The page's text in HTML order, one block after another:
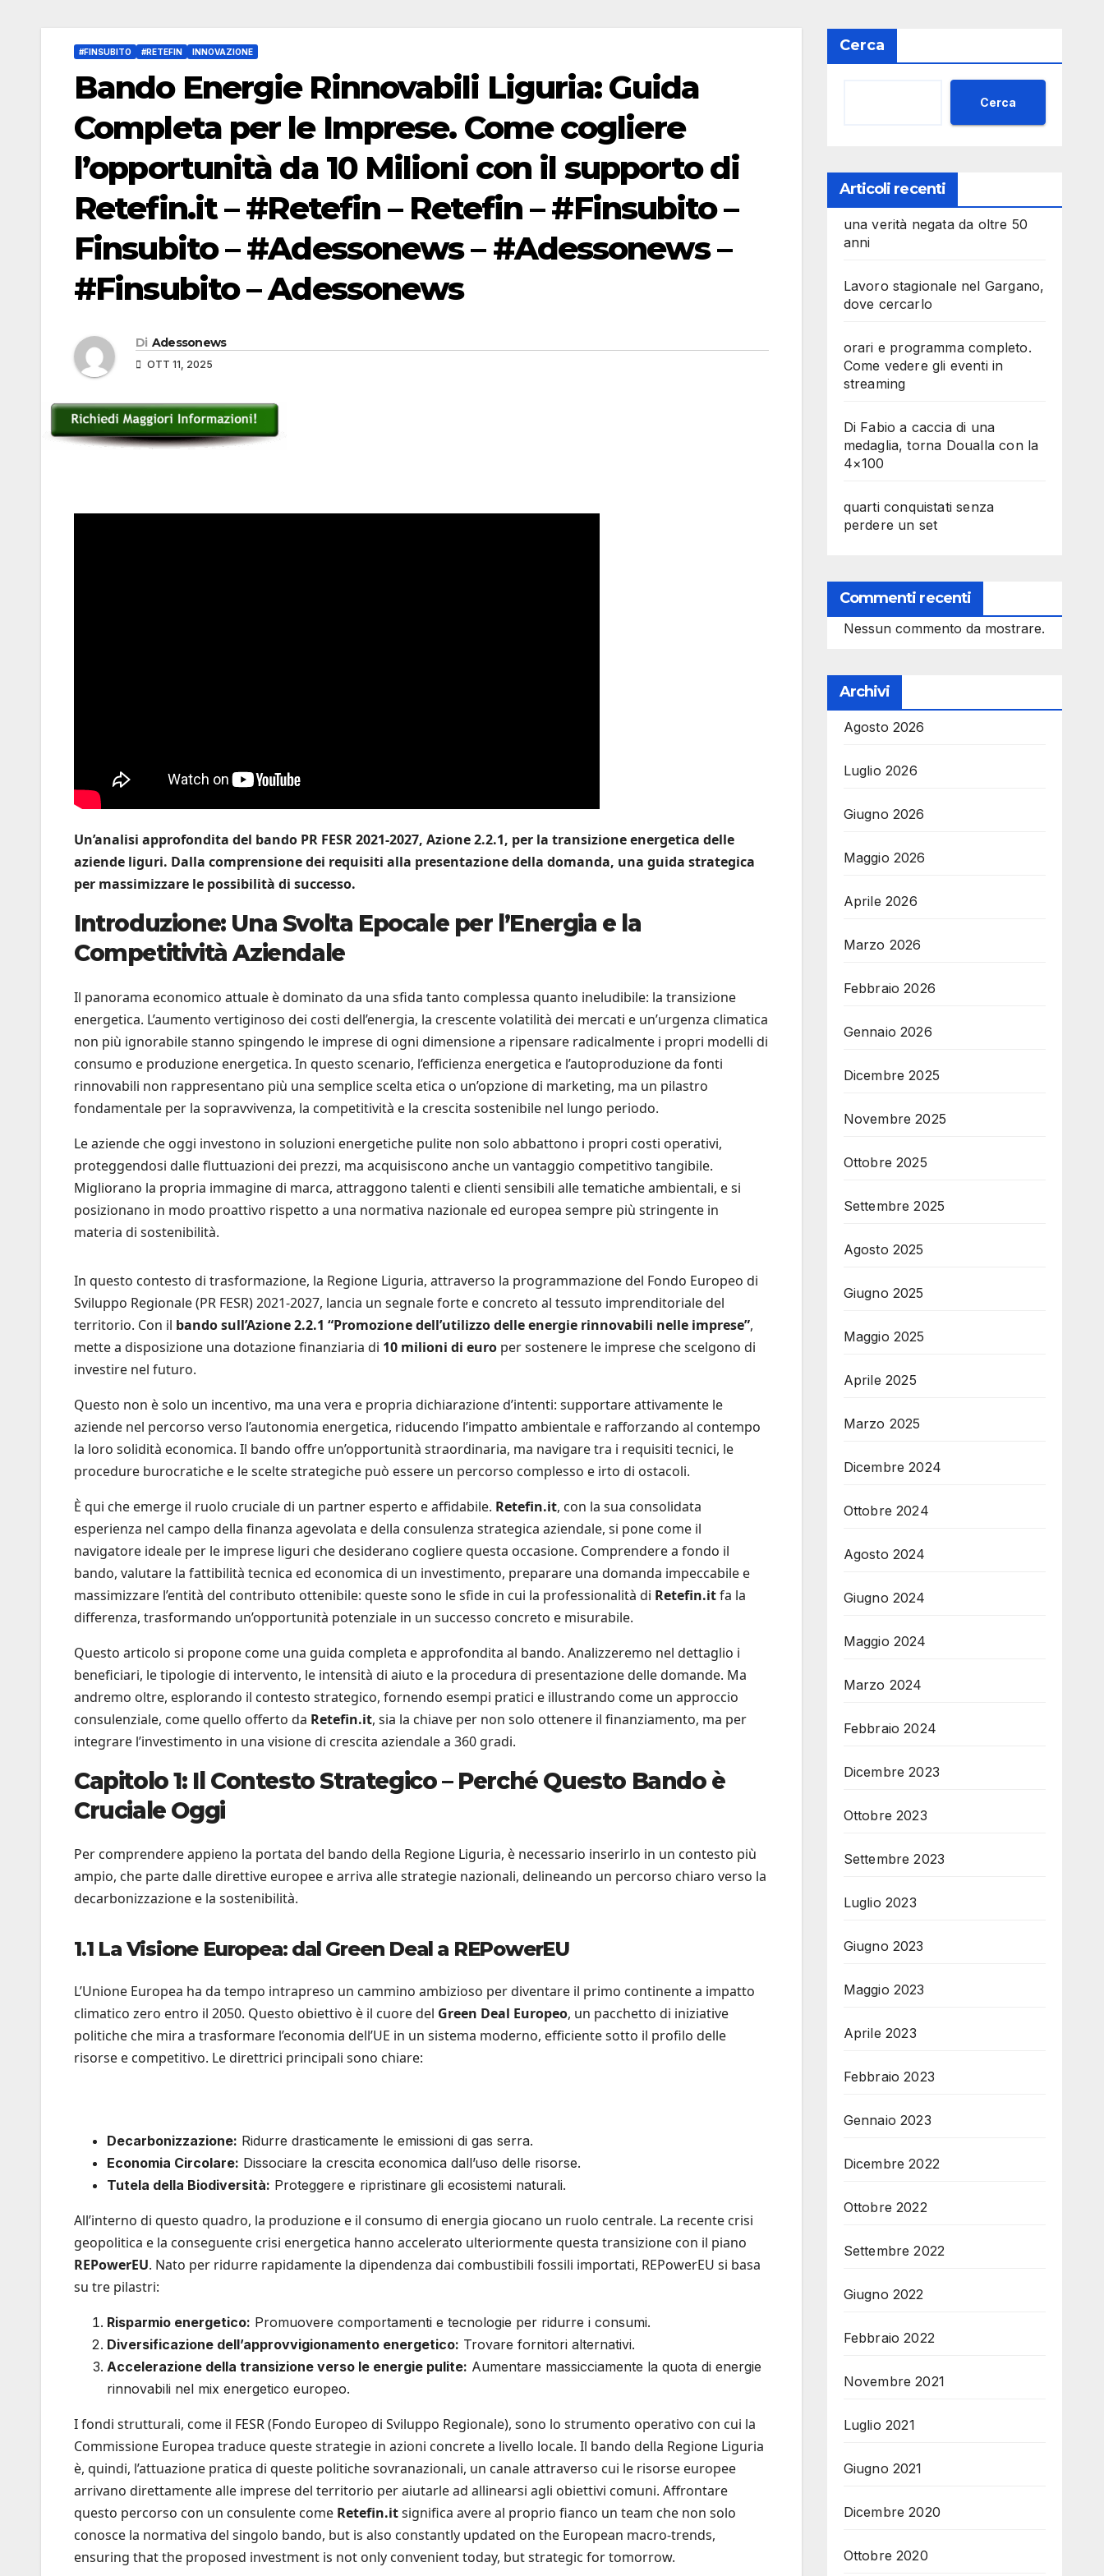
#FINSUBITO #RETEFIN INNOVAZIONE
Bando Energie Rinnovabili Liguria: Guida
Completa per le Imprese. Come cogliere
l’opportunità da 10 Milioni con il supporto di
Retefin.it – #Retefin – Retefin – #Finsubito –
Finsubito – #Adessonews – #Adessonews –
#Finsubito – Adessonews
Di Adessonews
OTT 11, 2025
Un’analisi approfondita del bando PR FESR 2021-2027, Azione 2.2.1, per la transizione energetica delle
aziende liguri. Dalla comprensione dei requisiti alla presentazione della domanda, una guida strategica
per massimizzare le possibilità di successo.
Introduzione: Una Svolta Epocale per l’Energia e la
Competitività Aziendale
Il panorama economico attuale è dominato da una sfida tanto complessa quanto ineludibile: la transizione
energetica. L’aumento vertiginoso dei costi dell’energia, la crescente volatilità dei mercati e un’urgenza climatica
non più ignorabile stanno spingendo le imprese di ogni dimensione a ripensare radicalmente i propri modelli di
consumo e produzione energetica. In questo scenario, l’efficienza energetica e l’autoproduzione da fonti
rinnovabili non rappresentano più una semplice scelta etica o un’opzione di marketing, ma un pilastro
fondamentale per la sopravvivenza, la competitività e la crescita sostenibile nel lungo periodo.
Le aziende che oggi investono in soluzioni energetiche pulite non solo abbattono i propri costi operativi,
proteggendosi dalle fluttuazioni dei prezzi, ma acquisiscono anche un vantaggio competitivo tangibile.
Migliorano la propria immagine di marca, attraggono talenti e clienti sensibili alle tematiche ambientali, e si
posizionano in modo proattivo rispetto a una normativa nazionale ed europea sempre più stringente in
materia di sostenibilità.
In questo contesto di trasformazione, la Regione Liguria, attraverso la programmazione del Fondo Europeo di
Sviluppo Regionale (PR FESR) 2021-2027, lancia un segnale forte e concreto al tessuto imprenditoriale del
territorio. Con il bando sull’Azione 2.2.1 “Promozione dell’utilizzo delle energie rinnovabili nelle imprese”,
mette a disposizione una dotazione finanziaria di 10 milioni di euro per sostenere le imprese che scelgono di
investire nel futuro.
Questo non è solo un incentivo, ma una vera e propria dichiarazione d’intenti: supportare attivamente le
aziende nel percorso verso l’autonomia energetica, riducendo l’impatto ambientale e rafforzando al contempo
la loro solidità economica. Il bando offre un’opportunità straordinaria, ma navigare tra i requisiti tecnici, le
procedure burocratiche e le scelte strategiche può essere un percorso complesso e irto di ostacoli.
È qui che emerge il ruolo cruciale di un partner esperto e affidabile. Retefin.it, con la sua consolidata
esperienza nel campo della finanza agevolata e della consulenza strategica aziendale, si pone come il
navigatore ideale per le imprese liguri che desiderano cogliere questa occasione. Comprendere a fondo il
bando, valutare la fattibilità tecnica ed economica di un investimento, preparare una domanda impeccabile e
massimizzare l’entità del contributo ottenibile: queste sono le sfide in cui la professionalità di Retefin.itfa la
differenza, trasformando un’opportunità potenziale in un successo concreto e misurabile.
Questo articolo si propone come una guida completa e approfondita al bando. Analizzeremo nel dettaglio i
beneficiari, le tipologie di intervento, le intensità di aiuto e la procedura di presentazione delle domande. Ma
andremo oltre, esplorando il contesto strategico, fornendo esempi pratici e illustrando come un approccio
consulenziale, come quello offerto da Retefin.it, sia la chiave per non solo ottenere il finanziamento, ma per
integrare l’investimento in una visione di crescita aziendale a 360 gradi.
Capitolo 1: Il Contesto Strategico – Perché Questo Bando è
Cruciale Oggi
Per comprendere appieno la portata del bando della Regione Liguria, è necessario inserirlo in un contesto più
ampio, che parte dalle direttive europee e arriva alle strategie nazionali, delineando un percorso chiaro verso la
decarbonizzazione e la sostenibilità.
1.1 La Visione Europea: dal Green Deal a REPowerEU
L’Unione Europea ha da tempo intrapreso un cammino ambizioso per diventare il primo continente a impatto
climatico zero entro il 2050. Questo obiettivo è il cuore del Green Deal Europeo, un pacchetto di iniziative
politiche che mira a trasformare l’economia dell’UE in un sistema moderno, efficiente sotto il profilo delle
risorse e competitivo. Le direttrici principali sono chiare:
Decarbonizzazione: Ridurre drasticamente le emissioni di gas serra.
Economia Circolare: Dissociare la crescita economica dall’uso delle risorse.
Tutela della Biodiversità: Proteggere e ripristinare gli ecosistemi naturali.
All’interno di questo quadro, la produzione e il consumo di energia giocano un ruolo centrale. La recente crisi
geopolitica e la conseguente crisi energetica hanno accelerato ulteriormente questa transizione con il piano
REPowerEU. Nato per ridurre rapidamente la dipendenza dai combustibili fossili importati, REPowerEU si basa
su tre pilastri:
Risparmio energetico: Promuovere comportamenti e tecnologie per ridurre i consumi.
Diversificazione dell’approvvigionamento energetico: Trovare fornitori alternativi.
Accelerazione della transizione verso le energie pulite: Aumentare massicciamente la quota di energie
rinnovabili nel mix energetico europeo.
I fondi strutturali, come il FESR (Fondo Europeo di Sviluppo Regionale), sono lo strumento operativo con cui la
Commissione Europea traduce queste strategie in azioni concrete a livello locale. Il bando della Regione Liguria
è, quindi, l’attuazione pratica di queste politiche sovranazionali, un canale attraverso cui le risorse europee
arrivano direttamente alle imprese del territorio per aiutarle ad allinearsi agli obiettivi comuni. Affrontare
questo percorso con un consulente come Retefin.itsignifica avere al proprio fianco un team che non solo
conosce la normativa del singolo bando, but is also constantly updated on the European macro-trends,
ensuring that the proposed investment is not only convenient today, but strategic for tomorrow.
Cerca
Cerca
Articoli recenti
una verità negata da oltre 50
anni
Lavoro stagionale nel Gargano,
dove cercarlo
orari e programma completo.
Come vedere gli eventi in
streaming
Di Fabio a caccia di una
medaglia, torna Doualla con la
4×100
quarti conquistati senza
perdere un set
Commenti recenti
Nessun commento da mostrare.
Archivi
Agosto 2026
Luglio 2026
Giugno 2026
Maggio 2026
Aprile 2026
Marzo 2026
Febbraio 2026
Gennaio 2026
Dicembre 2025
Novembre 2025
Ottobre 2025
Settembre 2025
Agosto 2025
Giugno 2025
Maggio 2025
Aprile 2025
Marzo 2025
Dicembre 2024
Ottobre 2024
Agosto 2024
Giugno 2024
Maggio 2024
Marzo 2024
Febbraio 2024
Dicembre 2023
Ottobre 2023
Settembre 2023
Luglio 2023
Giugno 2023
Maggio 2023
Aprile 2023
Febbraio 2023
Gennaio 2023
Dicembre 2022
Ottobre 2022
Settembre 2022
Giugno 2022
Febbraio 2022
Novembre 2021
Luglio 2021
Giugno 2021
Dicembre 2020
Ottobre 2020